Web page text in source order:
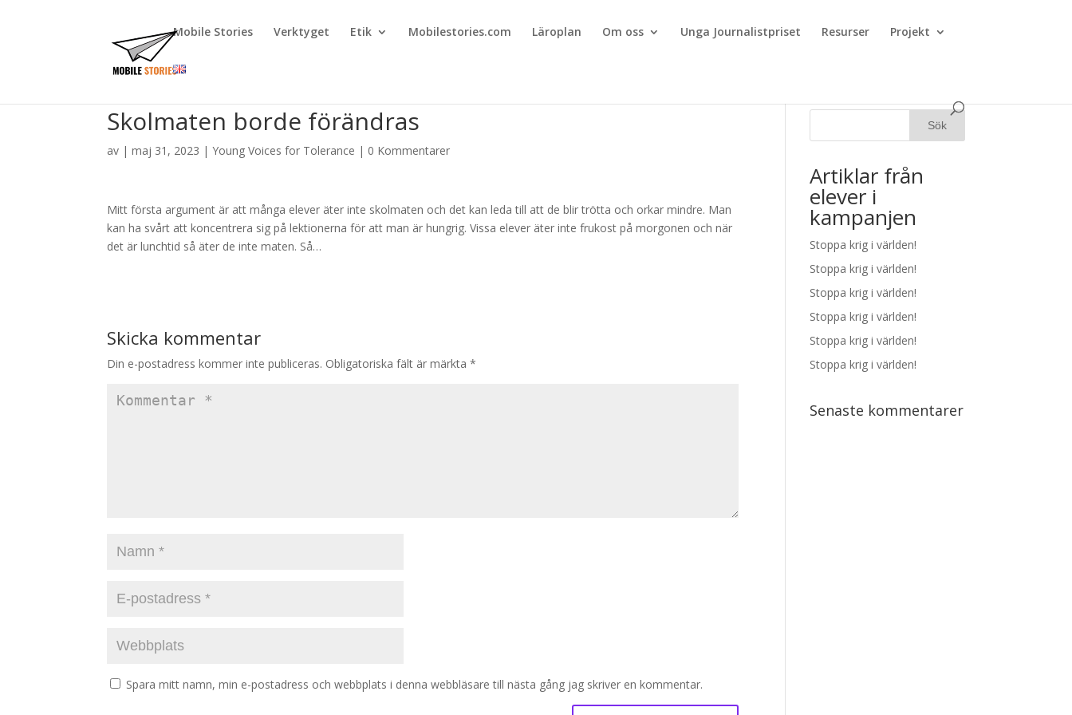
Mobile Stories Verktyget Etik Mobilestories.com Läroplan Om oss Unga Journalistpriset Resurser Projekt
Skolmaten borde förändras
av |maj 31, 2023 |Young Voices for Tolerance | 0 Kommentarer
Mitt första argument är att många elever äter inte skolmaten och det kan leda till att de blir trötta och orkar mindre. Man
kan ha svårt att koncentrera sig på lektionerna för att man är hungrig. Vissa elever äter inte frukost på morgonen och när
det är lunchtid så äter de inte maten. Så…
Skicka kommentar
Din e-postadress kommer inte publiceras. Obligatoriska fält är märkta*
Spara mitt namn, min e-postadress och webbplats i denna webbläsare till nästa gång jag skriver en kommentar.
Artiklar från
elever i
kampanjen
Stoppa krig i världen!
Stoppa krig i världen!
Stoppa krig i världen!
Stoppa krig i världen!
Stoppa krig i världen!
Stoppa krig i världen!
Senaste kommentarer